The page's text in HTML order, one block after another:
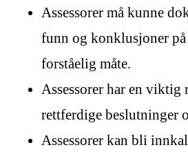
Assessorer må kunne
funn og konklusjoner
forståelig måte.
Assessorer har en viktig
rettferdige beslutninger
Assessorer kan bli